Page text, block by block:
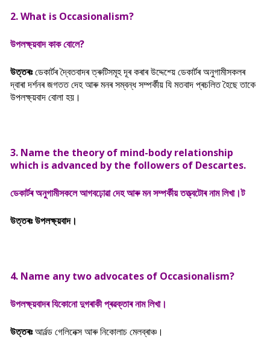
2. What is Occasionalism?
উপলক্ষ্য়বাদ কাক বোলে?
উত্তৰঃডেকাৰ্টৰ দ্বৈতবাদৰ ত্ৰুটিসমূহ দূৰ কৰাৰ উদ্দেশ্য়ে ডেকাৰ্টৰ অনুগামীসকলৰ
দ্বাৰা দৰ্শনৰ জগতত দেহ আৰু মনৰ সম্বন্ধ সম্পৰ্কীয় যি মতবাদ প্ৰচলিত হৈছে তাকে
উপলক্ষ্য়বাদ বোলা হয়।
3. Name the theory of mind-body relationship
which is advanced by the followers of Descartes.
ডেকাৰ্টৰ অনুগামীসকলে আগবঢ়োৱা দেহ আৰু মন সম্পৰ্কীয় তত্ত্বটোৰ নাম লিখা।ট
উত্তৰঃ উপলক্ষ্য়বাদ।
4. Name any two advocates of Occasionalism?
উপলক্ষ্য়বাদৰ যিকোনো দুগৰাকী প্ৰৱক্তাৰ নাম লিখা।
উত্তৰঃআৰ্নল্ড গেলিনেক্স আৰু নিকোলাচ মেলব্ৰাঞ্চ।